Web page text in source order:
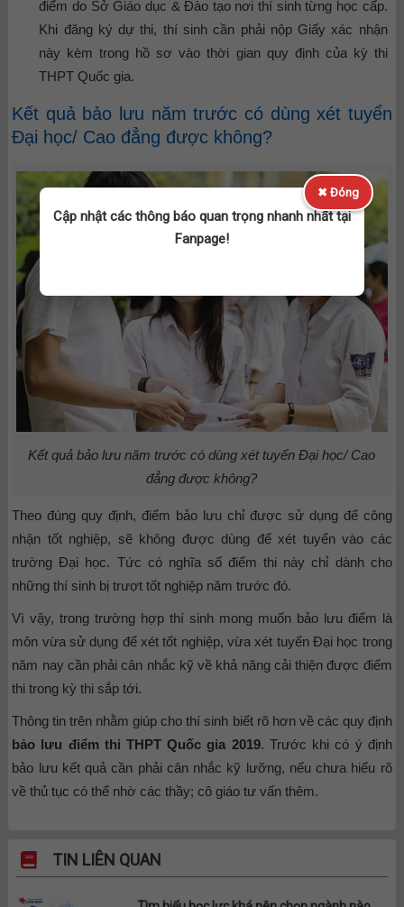
điểm do Sở Giáo dục & Đào tạo nơi thí sinh từng học cấp.
Khi đăng ký dự thi, thí sinh cần phải nộp Giấy xác nhận
này kèm trong hồ sơ vào thời gian quy định của kỳ thi
THPT Quốc gia.
Kết quả bảo lưu năm trước có dùng xét tuyển
Đại học/ Cao đẳng được không?
Kết quả bảo lưu năm trước có dùng xét tuyển Đại học/ Cao
đẳng được không?
Theo đúng quy định, điểm bảo lưu chỉ được sử dụng để công
nhận tốt nghiệp, sẽ không được dùng để xét tuyển vào các
trường Đại học. Tức có nghĩa số điểm thi này chỉ dành cho
những thí sinh bị trượt tốt nghiệp năm trước đó.
Vì vậy, trong trường hợp thí sinh mong muốn bảo lưu điểm là
môn vừa sử dụng để xét tốt nghiệp, vừa xét tuyển Đại học trong
năm nay cần phải cân nhắc kỹ về khả năng cải thiện được điểm
thi trong kỳ thi sắp tới.
Thông tin trên nhằm giúp cho thí sinh biết rõ hơn về các quy định
bảo lưu điểm thi THPT Quốc gia 2019. Trước khi có ý định
bảo lưu kết quả cần phải cân nhắc kỹ lưỡng, nếu chưa hiểu rõ
về thủ tục có thể nhờ các thầy; cô giáo tư vấn thêm.
TIN LIÊN QUAN
✖ Đóng
Cập nhật các thông báo quan trọng nhanh nhất tại
Fanpage!